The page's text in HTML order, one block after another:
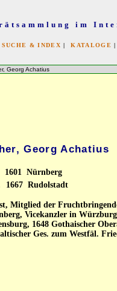
im
SUCHE & INDEX |KATALOGE
Georg Achatius
Georg Achatius
1601 Nürnberg
1667 Rudolstadt
Mitglied der
Vicekanzler in
1648 Gothaischer
Ges. zum Westfäl.